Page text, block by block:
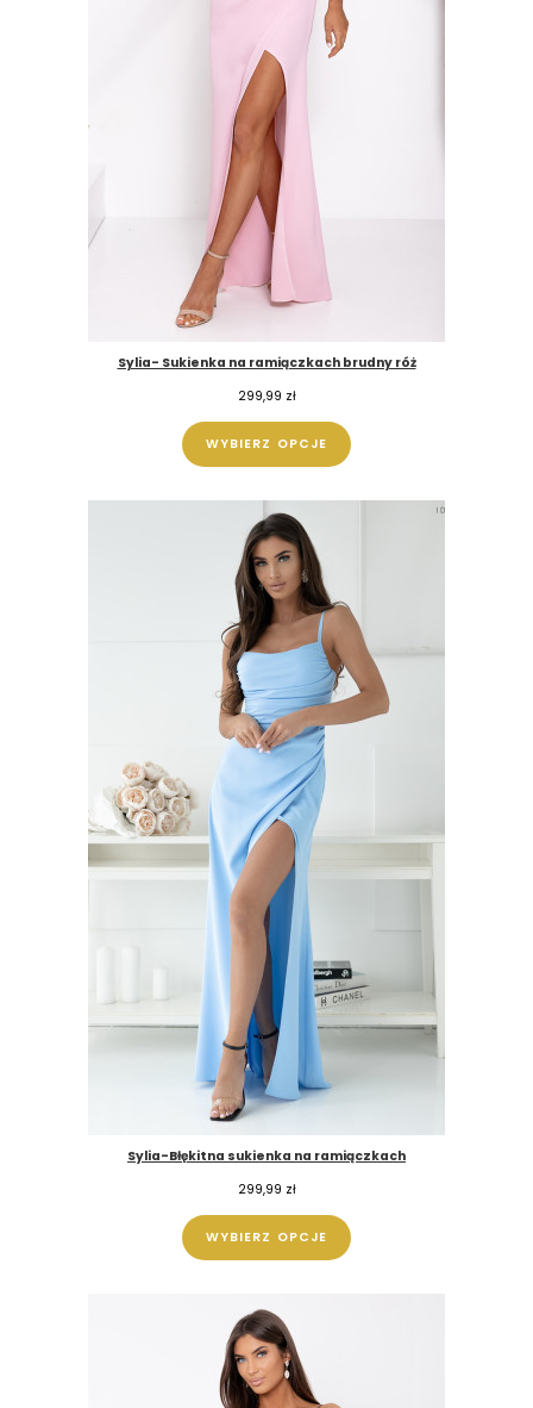
Sylia- Sukienka na ramiączkach brudny róż
299,99 zł
WYBIERZ OPCJE
Sylia-Błękitna sukienka na ramiączkach
299,99 zł
WYBIERZ OPCJE